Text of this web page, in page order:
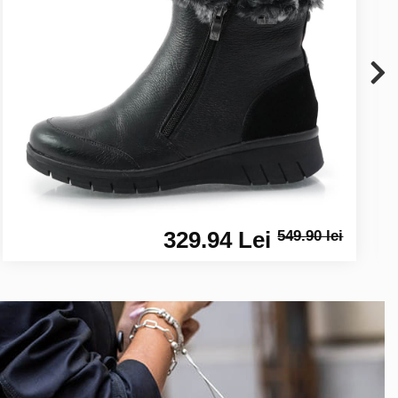
329.94 Lei549.90 lei